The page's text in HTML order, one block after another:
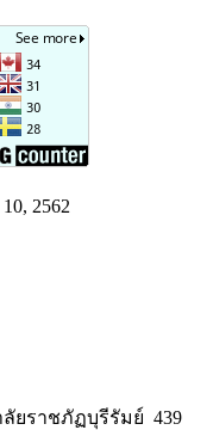
2562
ยราชภัฏบุรีรัมย์ 439